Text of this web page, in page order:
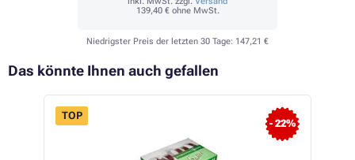
139,40 €ohne MwSt.
Niedrigster Preis der letzten 30 Tage: 147,21 €
Das könnte Ihnen auch gefallen
- 22%
TOP